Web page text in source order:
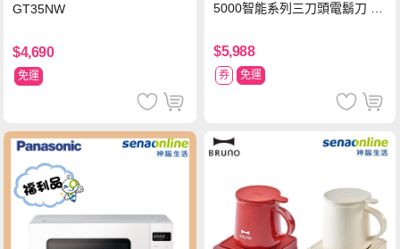
GT35NW
$4,690
免運
5000智能系列三刀頭電鬍刀 S5
$5,988
券 免運